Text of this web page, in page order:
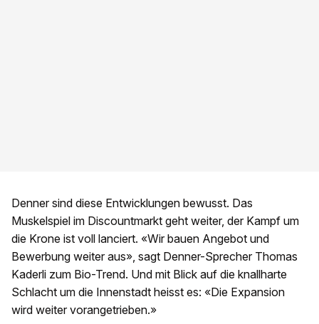
Denner sind diese Entwicklungen bewusst. Das
Muskelspiel im Discountmarkt geht weiter, der Kampf um
die Krone ist voll lanciert. «Wir bauen Angebot und
Bewerbung weiter aus», sagt Denner-Sprecher Thomas
Kaderli zum Bio-Trend. Und mit Blick auf die knallharte
Schlacht um die Innenstadt heisst es: «Die Expansion
wird weiter vorangetrieben.»